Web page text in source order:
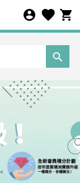
DEC 2025)
訂後續跟進
通告